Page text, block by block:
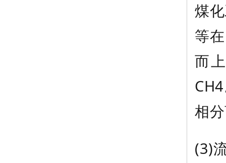
煤
等
而
相
(3)